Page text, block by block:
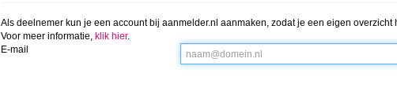
Als deelnemer kun je een account bij aanmelder.nl aanmaken, zodat je een eigen overzicht
Voor meer informatie, klik hier.
E-mail